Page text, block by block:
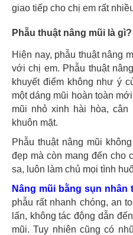
giao tiếp cho chị em rất
Phẫu thuật nâng mũi là gì?
Hiện nay, phẫu thuật nâng
với chị em. Phẫu thuật
khuyết điểm không như ý
một dáng mũi hoàn toàn
mũi nhỏ xinh hài hòa,
khuôn mặt.
Phẫu thuật nâng mũi
đẹp mà còn mang đến cho
sa, luôn làm chủ mọi tình
Nâng mũi bằng sụn nhân
phẫu rất nhanh chóng, an
lấn, không tác động dẫn
mũi. Tuy nhiên cũng có